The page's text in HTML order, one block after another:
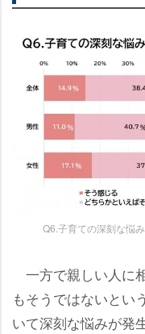
Q6.子育ての深刻な悩
一方で親しい人に
もそうではないとい
いて深刻な悩みが発